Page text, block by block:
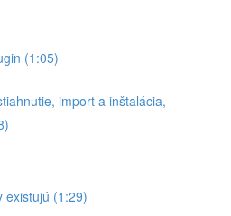
(1:05)
import a inštalácia,
existujú (1:29)